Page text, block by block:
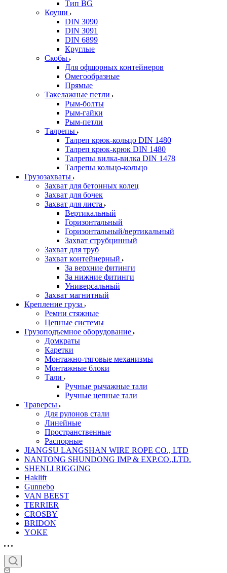
Тип BG
Коуши
DIN 3090
DIN 3091
DIN 6899
Круглые
Скобы
Для офшорных контейнеров
Омегообразные
Прямые
Такелажные петли
Рым-болты
Рым-гайки
Рым-петли
Талрепы
Талреп крюк-кольцо DIN 1480
Талреп крюк-крюк DIN 1480
Талрепы вилка-вилка DIN 1478
Талрепы кольцо-кольцо
Грузозахваты
Захват для бетонных колец
Захват для бочек
Захват для листа
Вертикальный
Горизонтальный
Горизонтальный/вертикальный
Захват струбцинный
Захват для труб
Захват контейнерный
За верхние фитинги
За нижние фитинги
Универсальный
Захват магнитный
Крепление груза
Ремни стяжные
Цепные системы
Грузоподъемное оборудование
Домкраты
Каретки
Монтажно-тяговые механизмы
Монтажные блоки
Тали
Ручные рычажные тали
Ручные цепные тали
Траверсы
Для рулонов стали
Линейные
Пространственные
Распорные
JIANGSU LANGSHAN WIRE ROPE CO., LTD
NANTONG SHUNDONG IMP & EXP.CO.,LTD.
SHENLI RIGGING
Haklift
Gunnebo
VAN BEEST
TERRIER
CROSBY
BRIDON
YOKE